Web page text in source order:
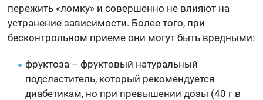
пережить «ломку» и совершенно не влияют на
устранение зависимости. Более того, при
бесконтрольном приеме они могут быть вредными:
фруктоза – фруктовый натуральный
подсластитель, который рекомендуется
диабетикам, но при превышении дозы (40 г в